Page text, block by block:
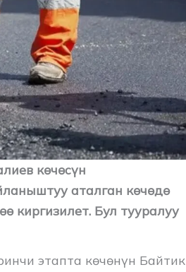
көчөсүн
аталган көчөдө
киргизилет. Бул тууралуу
этапта көчөнүн Байтик